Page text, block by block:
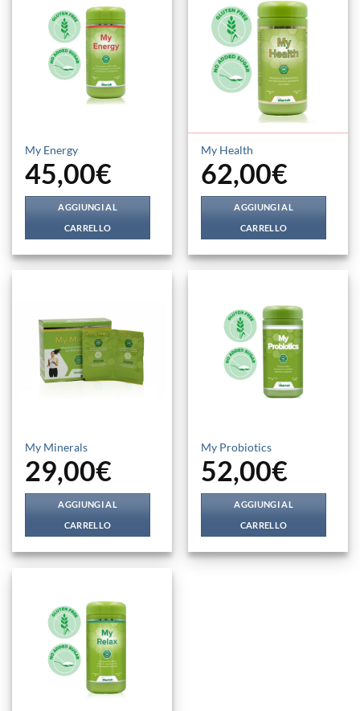
My Energy
45,00€
AGGIUNGI AL
CARRELLO
My Health
62,00€
AGGIUNGI AL
CARRELLO
My Minerals
29,00€
AGGIUNGI AL
CARRELLO
My Probiotics
52,00€
AGGIUNGI AL
CARRELLO